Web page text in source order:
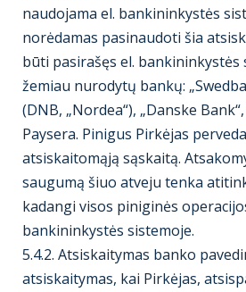
naudojama el. bankininkystės
norėdamas pasinaudoti šia
būti pasirašęs el.
žemiau nurodytų bankų:
(DNB, „Nordea“), „Danske
Paysera. Pinigus Pirkėjas
atsiskaitomąją sąskaitą.
saugumą šiuo atveju tenka
kadangi visos piniginės
bankininkystės sistemoje.
5.4.2. Atsiskaitymas banko
atsiskaitymas, kai Pirkėjas,